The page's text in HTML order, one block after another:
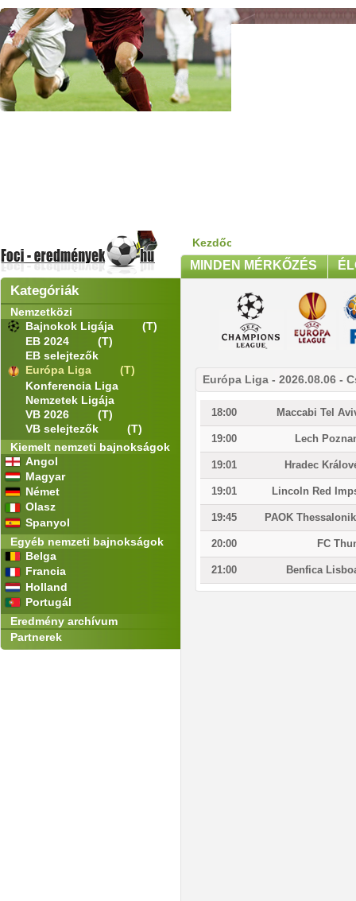
Kategóriák
Nemzetközi
Bajnokok Ligája
(T)
EB 2024
(T)
EB selejtezők
Európa Liga
(T)
Konferencia Liga
Nemzetek Ligája
VB 2026
(T)
VB selejtezők
(T)
Kiemelt nemzeti bajnokságok
Angol
Magyar
Német
Olasz
Spanyol
Egyéb nemzeti bajnokságok
Belga
Francia
Holland
Portugál
Eredmény archívum
Partnerek
Kezdőoldal
MINDEN MÉRKŐZÉS
Európa Liga - 2026.08.06 -
18:00 Maccabi Tel
19:00 Lech
19:01 Hradec
19:01 Lincoln Red
19:45 PAOK
20:00 FC
21:00 Benfica